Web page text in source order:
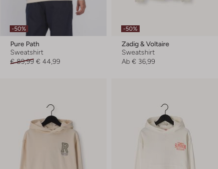
-50%
Pure Path
Sweatshirt
€ 89,99 € 44,99
-50%
Zadig & Voltaire
Sweatshirt
Ab € 36,99